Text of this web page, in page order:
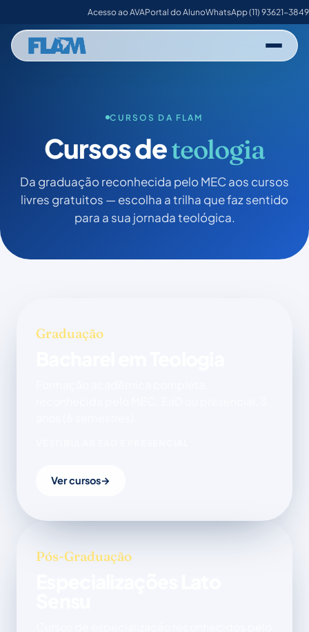
Acesso ao AVAPortal do AlunoWhatsApp (11) 93621-3849
CURSOS DA FLAM
Cursos deteologia
Da graduação reconhecida pelo MEC aos cursos
livres gratuitos — escolha a trilha que faz sentido
para a sua jornada teológica.
Graduação
Ver cursos→
Pós-Graduação